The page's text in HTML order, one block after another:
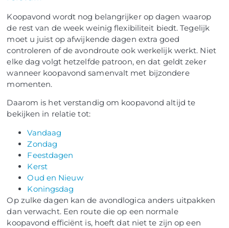
Koopavond wordt nog belangrijker op dagen waarop
de rest van de week weinig flexibiliteit biedt. Tegelijk
moet u juist op afwijkende dagen extra goed
controleren of de avondroute ook werkelijk werkt. Niet
elke dag volgt hetzelfde patroon, en dat geldt zeker
wanneer koopavond samenvalt met bijzondere
momenten.
Daarom is het verstandig om koopavond altijd te
bekijken in relatie tot:
Vandaag
Zondag
Feestdagen
Kerst
Oud en Nieuw
Koningsdag
Op zulke dagen kan de avondlogica anders uitpakken
dan verwacht. Een route die op een normale
koopavond efficiënt is, hoeft dat niet te zijn op een